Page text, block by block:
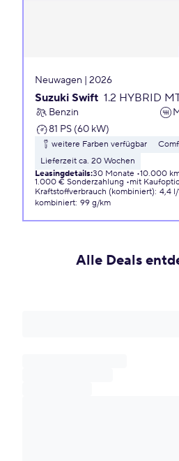
Neuwagen | 2026
Suzuki Swift 1.2 HYBRID
Benzin
81 PS (60 kW)
weitere Farben verfügbar
Lieferzeit ca. 20 Wochen
Leasingdetails:30 Monate 10.000
1.000 € Sonderzahlung
mit
Kraftstoffverbrauch (kombiniert): 4,4
kombiniert: 99 g/km
Alle Deals